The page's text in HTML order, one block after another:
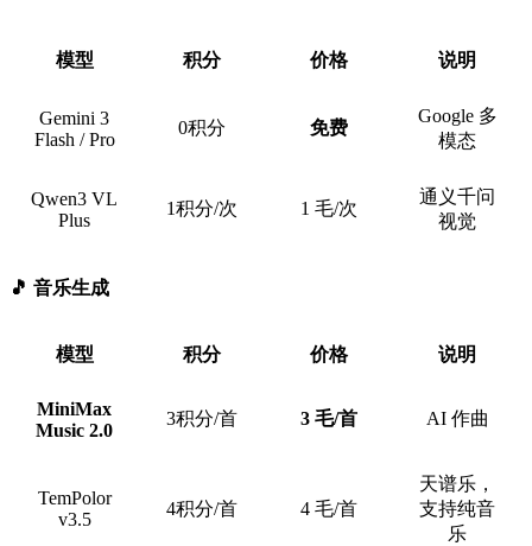
模型 积分 价格 说明
Gemini 3
Flash / Pro
0积分 免费
Google 多
模态
Qwen3 VL
Plus
1积分/次 1 毛/次
通义千问
视觉
🎵 音乐生成
模型 积分 价格 说明
MiniMax
Music 2.0
3积分/首 3 毛/首 AI 作曲
TemPolor
v3.5
4积分/首 4 毛/首
天谱乐，
支持纯音
乐